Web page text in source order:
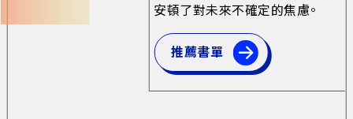
安頓了對未來不確定的焦慮。
推薦書單